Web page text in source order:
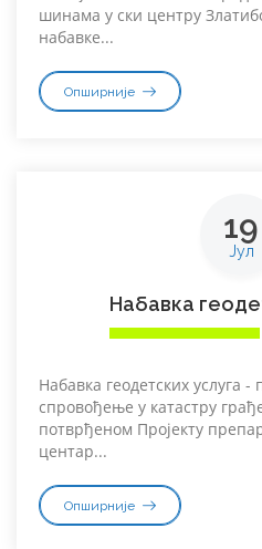
шинама у ски центру
набавке...
Опширније
19
Јул
Набавка
Набавка геодетских услуга
спровођење у катастру
потврђеном Пројекту
центар...
Опширније